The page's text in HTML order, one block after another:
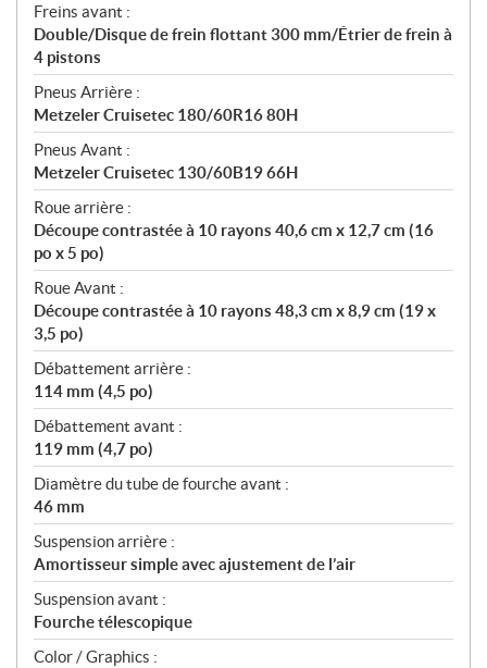
Freins avant :
Double/Disque de frein flottant 300 mm/Étrier de frein à
4 pistons
Pneus Arrière :
Metzeler Cruisetec 180/60R16 80H
Pneus Avant :
Metzeler Cruisetec 130/60B19 66H
Roue arrière :
Découpe contrastée à 10 rayons 40,6 cm x 12,7 cm (16
po x 5 po)
Roue Avant :
Découpe contrastée à 10 rayons 48,3 cm x 8,9 cm (19 x
3,5 po)
Débattement arrière :
114 mm (4,5 po)
Débattement avant :
119 mm (4,7 po)
Diamètre du tube de fourche avant :
46 mm
Suspension arrière :
Amortisseur simple avec ajustement de l’air
Suspension avant :
Fourche télescopique
Color / Graphics :